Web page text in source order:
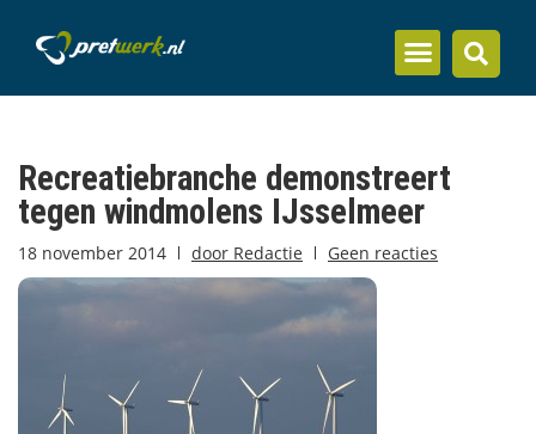
Recreatiebranche demonstreert
tegen windmolens IJsselmeer
18 november 2014 door Redactie Geen reacties